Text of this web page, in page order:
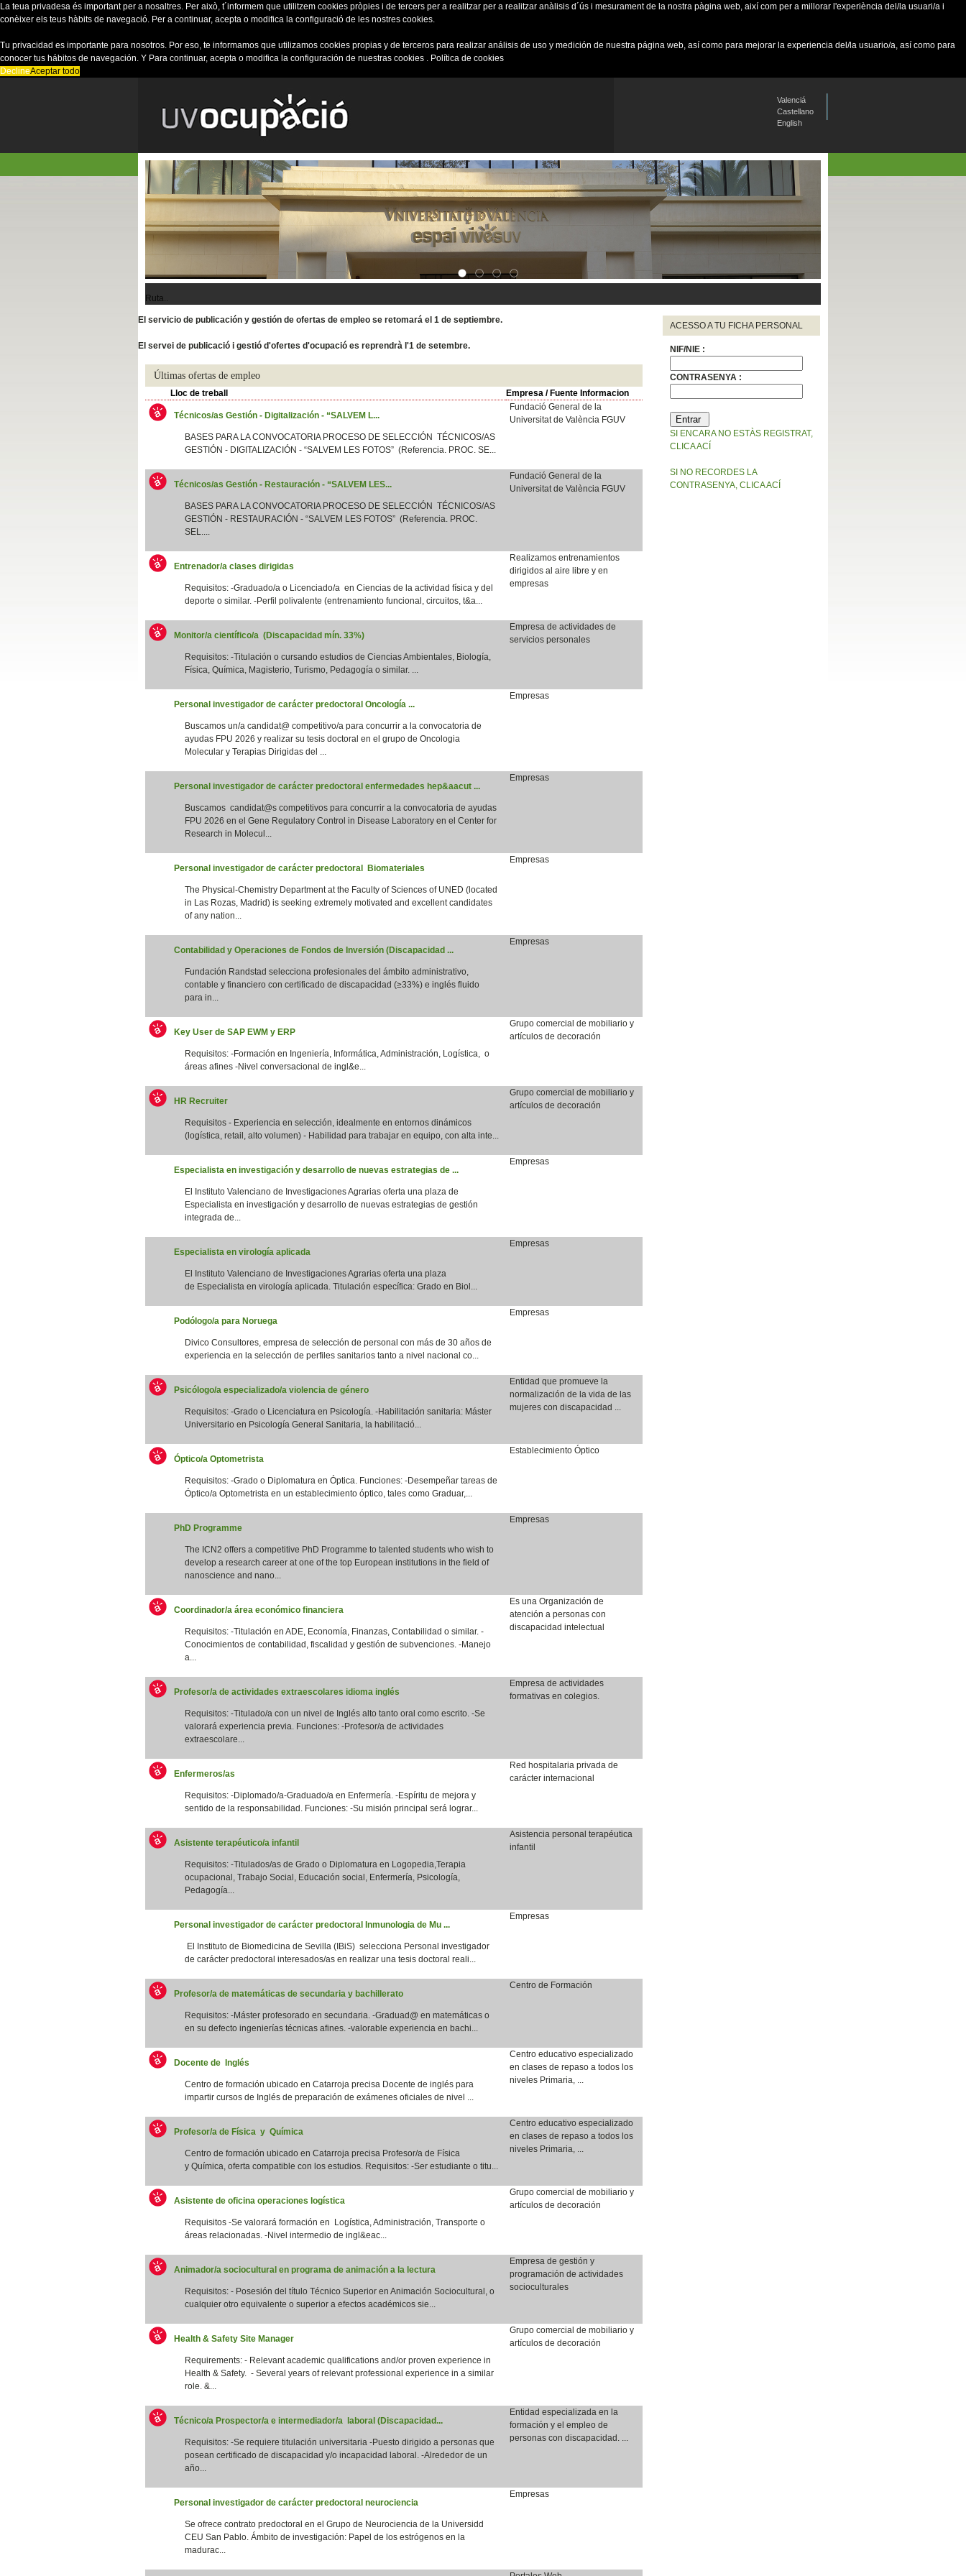
La teua privadesa és important per a nosaltres. Per això, t´informem que utilitzem cookies pròpies i de tercers per a realitzar per a realitzar anàlisis d´ús i mesurament de la nostra pàgina web, així com per a millorar l'experiència del/la usuari/a i
conèixer els teus hàbits de navegació. Per a continuar, acepta o modifica la configuració de les nostres cookies.
Tu privacidad es importante para nosotros. Por eso, te informamos que utilizamos cookies propias y de terceros para realizar análisis de uso y medición de nuestra página web, así como para mejorar la experiencia del/la usuario/a, así como para
conocer tus hábitos de navegación. Y Para continuar, acepta o modifica la configuración de nuestras cookies . Política de cookies
DeclineAceptar todo
Valenciá
Castellano
English
Ruta..
ACESSO A TU FICHA PERSONAL
NIF/NIE :
CONTRASENYA :
SI ENCARA NO ESTÀS REGISTRAT,
CLICA ACÍ
SI NO RECORDES LA
CONTRASENYA, CLICA ACÍ
El servicio de publicación y gestión de ofertas de empleo se retomará el 1 de septiembre.
El servei de publicació i gestió d'ofertes d'ocupació es reprendrà l'1 de setembre.
Últimas ofertas de empleo
Lloc de treball Empresa / Fuente Informacion
Técnicos/as Gestión - Digitalización - “SALVEM L...
BASES PARA LA CONVOCATORIA PROCESO DE SELECCIÓN TÉCNICOS/AS
GESTIÓN - DIGITALIZACIÓN - “SALVEM LES FOTOS” (Referencia. PROC. SE...
Fundació General de la
Universitat de València FGUV
Técnicos/as Gestión - Restauración - “SALVEM LES...
BASES PARA LA CONVOCATORIA PROCESO DE SELECCIÓN TÉCNICOS/AS
GESTIÓN - RESTAURACIÓN - “SALVEM LES FOTOS” (Referencia. PROC.
SEL....
Fundació General de la
Universitat de València FGUV
Entrenador/a clases dirigidas
Requisitos: -Graduado/a o Licenciado/a en Ciencias de la actividad física y del
deporte o similar. -Perfil polivalente (entrenamiento funcional, circuitos, t&a...
Realizamos entrenamientos
dirigidos al aire libre y en
empresas
Monitor/a científico/a (Discapacidad mín. 33%)
Requisitos: -Titulación o cursando estudios de Ciencias Ambientales, Biología,
Física, Química, Magisterio, Turismo, Pedagogía o similar. ...
Empresa de actividades de
servicios personales
Personal investigador de carácter predoctoral Oncología ...
Buscamos un/a candidat@ competitivo/a para concurrir a la convocatoria de
ayudas FPU 2026 y realizar su tesis doctoral en el grupo de Oncologia
Molecular y Terapias Dirigidas del ...
Empresas
Personal investigador de carácter predoctoral enfermedades hep&aacut ...
Buscamos candidat@s competitivos para concurrir a la convocatoria de ayudas
FPU 2026 en el Gene Regulatory Control in Disease Laboratory en el Center for
Research in Molecul...
Empresas
Personal investigador de carácter predoctoral Biomateriales
The Physical-Chemistry Department at the Faculty of Sciences of UNED (located
in Las Rozas, Madrid) is seeking extremely motivated and excellent candidates
of any nation...
Empresas
Contabilidad y Operaciones de Fondos de Inversión (Discapacidad ...
Fundación Randstad selecciona profesionales del ámbito administrativo,
contable y financiero con certificado de discapacidad (≥33%) e inglés fluido
para in...
Empresas
Key User de SAP EWM y ERP
Requisitos: -Formación en Ingeniería, Informática, Administración, Logística, o
áreas afines -Nivel conversacional de ingl&e...
Grupo comercial de mobiliario y
artículos de decoración
HR Recruiter
Requisitos - Experiencia en selección, idealmente en entornos dinámicos
(logística, retail, alto volumen) - Habilidad para trabajar en equipo, con alta inte...
Grupo comercial de mobiliario y
artículos de decoración
Especialista en investigación y desarrollo de nuevas estrategias de ...
El Instituto Valenciano de Investigaciones Agrarias oferta una plaza de
Especialista en investigación y desarrollo de nuevas estrategias de gestión
integrada de...
Empresas
Especialista en virología aplicada
El Instituto Valenciano de Investigaciones Agrarias oferta una plaza
de Especialista en virología aplicada. Titulación específica: Grado en Biol...
Empresas
Podólogo/a para Noruega
Divico Consultores, empresa de selección de personal con más de 30 años de
experiencia en la selección de perfiles sanitarios tanto a nivel nacional co...
Empresas
Psicólogo/a especializado/a violencia de género
Requisitos: -Grado o Licenciatura en Psicología. -Habilitación sanitaria: Máster
Universitario en Psicología General Sanitaria, la habilitació...
Entidad que promueve la
normalización de la vida de las
mujeres con discapacidad ...
Óptico/a Optometrista
Requisitos: -Grado o Diplomatura en Óptica. Funciones: -Desempeñar tareas de
Óptico/a Optometrista en un establecimiento óptico, tales como Graduar,...
Establecimiento Óptico
PhD Programme
The ICN2 offers a competitive PhD Programme to talented students who wish to
develop a research career at one of the top European institutions in the field of
nanoscience and nano...
Empresas
Coordinador/a área económico financiera
Requisitos: -Titulación en ADE, Economía, Finanzas, Contabilidad o similar. -
Conocimientos de contabilidad, fiscalidad y gestión de subvenciones. -Manejo
a...
Es una Organización de
atención a personas con
discapacidad intelectual
Profesor/a de actividades extraescolares idioma inglés
Requisitos: -Titulado/a con un nivel de Inglés alto tanto oral como escrito. -Se
valorará experiencia previa. Funciones: -Profesor/a de actividades
extraescolare...
Empresa de actividades
formativas en colegios.
Enfermeros/as
Requisitos: -Diplomado/a-Graduado/a en Enfermería. -Espíritu de mejora y
sentido de la responsabilidad. Funciones: -Su misión principal será lograr...
Red hospitalaria privada de
carácter internacional
Asistente terapéutico/a infantil
Requisitos: -Titulados/as de Grado o Diplomatura en Logopedia,Terapia
ocupacional, Trabajo Social, Educación social, Enfermería, Psicología,
Pedagogía...
Asistencia personal terapéutica
infantil
Personal investigador de carácter predoctoral Inmunologia de Mu ...
El Instituto de Biomedicina de Sevilla (IBiS) selecciona Personal investigador
de carácter predoctoral interesados/as en realizar una tesis doctoral reali...
Empresas
Profesor/a de matemáticas de secundaria y bachillerato
Requisitos: -Máster profesorado en secundaria. -Graduad@ en matemáticas o
en su defecto ingenierías técnicas afines. -valorable experiencia en bachi...
Centro de Formación
Docente de Inglés
Centro de formación ubicado en Catarroja precisa Docente de inglés para
impartir cursos de Inglés de preparación de exámenes oficiales de nivel ...
Centro educativo especializado
en clases de repaso a todos los
niveles Primaria, ...
Profesor/a de Física y Química
Centro de formación ubicado en Catarroja precisa Profesor/a de Física
y Química, oferta compatible con los estudios. Requisitos: -Ser estudiante o titu...
Centro educativo especializado
en clases de repaso a todos los
niveles Primaria, ...
Asistente de oficina operaciones logística
Requisitos -Se valorará formación en Logística, Administración, Transporte o
áreas relacionadas. -Nivel intermedio de ingl&eac...
Grupo comercial de mobiliario y
artículos de decoración
Animador/a sociocultural en programa de animación a la lectura
Requisitos: - Posesión del título Técnico Superior en Animación Sociocultural, o
cualquier otro equivalente o superior a efectos académicos sie...
Empresa de gestión y
programación de actividades
socioculturales
Health & Safety Site Manager
Requirements: - Relevant academic qualifications and/or proven experience in
Health & Safety. - Several years of relevant professional experience in a similar
role. &...
Grupo comercial de mobiliario y
artículos de decoración
Técnico/a Prospector/a e intermediador/a laboral (Discapacidad...
Requisitos: -Se requiere titulación universitaria -Puesto dirigido a personas que
posean certificado de discapacidad y/o incapacidad laboral. -Alrededor de un
año...
Entidad especializada en la
formación y el empleo de
personas con discapacidad. ...
Personal investigador de carácter predoctoral neurociencia
Se ofrece contrato predoctoral en el Grupo de Neurociencia de la Universidd
CEU San Pablo. Ámbito de investigación: Papel de los estrógenos en la
madurac...
Empresas